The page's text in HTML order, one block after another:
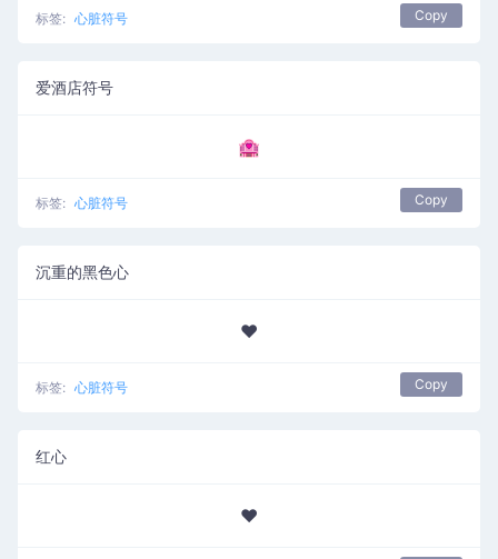
标签: 心脏符号 Copy
爱酒店符号
🏩
标签: 心脏符号 Copy
沉重的黑色心
❤
标签: 心脏符号 Copy
红心
❤️